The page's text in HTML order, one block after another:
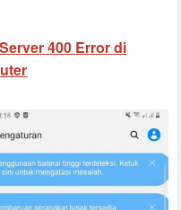
400 Error di